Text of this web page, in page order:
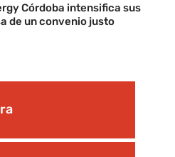
Córdoba intensifica sus
de un convenio justo